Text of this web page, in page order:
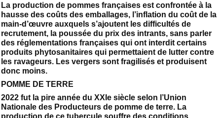
La production de pommes françaises est confrontée à la
hausse des coûts des emballages, l’inflation du coût de la
main-d’œuvre auxquels s’ajoutent les difficultés de
recrutement, la poussée du prix des intrants, sans parler
des réglementations françaises qui ont interdit certains
produits phytosanitaires qui permettaient de lutter contre
les ravageurs. Les vergers sont fragilisés et produisent
donc moins.
POMME DE TERRE
2022 fut la pire année du XXIe siècle selon l’Union
Nationale des Producteurs de pomme de terre. La
production de ce tubercule souffre des conditions